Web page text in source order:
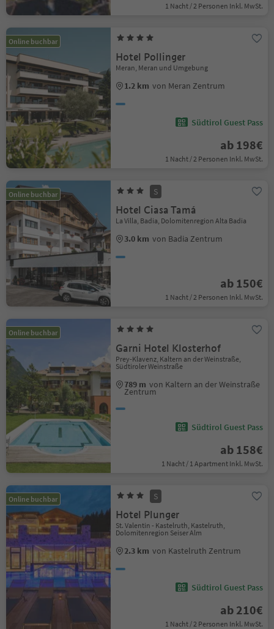
1 Nacht / 2 Personen Inkl. MwSt.
Online buchbar
Hotel Pollinger
Meran, Meran und Umgebung
1.2 km von Meran Zentrum
Südtirol Guest Pass
ab 198€
1 Nacht / 2 Personen Inkl. MwSt.
Online buchbar S
Hotel Ciasa Tamá
La Villa, Badia, Dolomitenregion Alta Badia
3.0 km von Badia Zentrum
ab 150€
1 Nacht / 2 Personen Inkl. MwSt.
Online buchbar
Garni Hotel Klosterhof
Prey-Klavenz, Kaltern an der Weinstraße,
Südtiroler Weinstraße
789 m von Kaltern an der Weinstraße
Zentrum
Südtirol Guest Pass
ab 158€
1 Nacht / 1 Apartment Inkl. MwSt.
Online buchbar S
Hotel Plunger
St. Valentin - Kastelruth, Kastelruth,
Dolomitenregion Seiser Alm
2.3 km von Kastelruth Zentrum
Südtirol Guest Pass
ab 210€
1 Nacht / 2 Personen Inkl. MwSt.